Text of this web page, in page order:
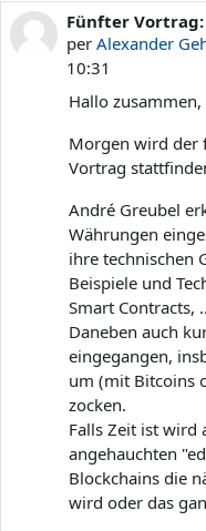
Fünfter
perAlexander
10:31
Nombre de
Hallo zusammen,
Morgen wird der
Vortrag
André Greubel
Währungen
ihre technischen
Beispiele und
Smart Contracts,
Daneben auch
eingegangen,
um (mit Bitcoins
zocken.
Falls Zeit ist wird
angehauchten
Blockchains die
wird oder das